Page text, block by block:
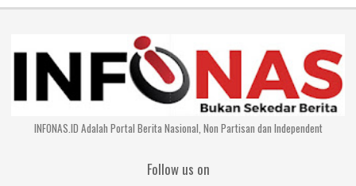
INFONAS.ID Adalah Portal Berita Nasional, Non Partisan dan Independent
Follow us on